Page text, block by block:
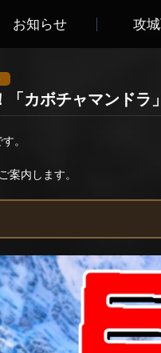
お知らせ 攻
「カボチャマンドラ
。
案内します。